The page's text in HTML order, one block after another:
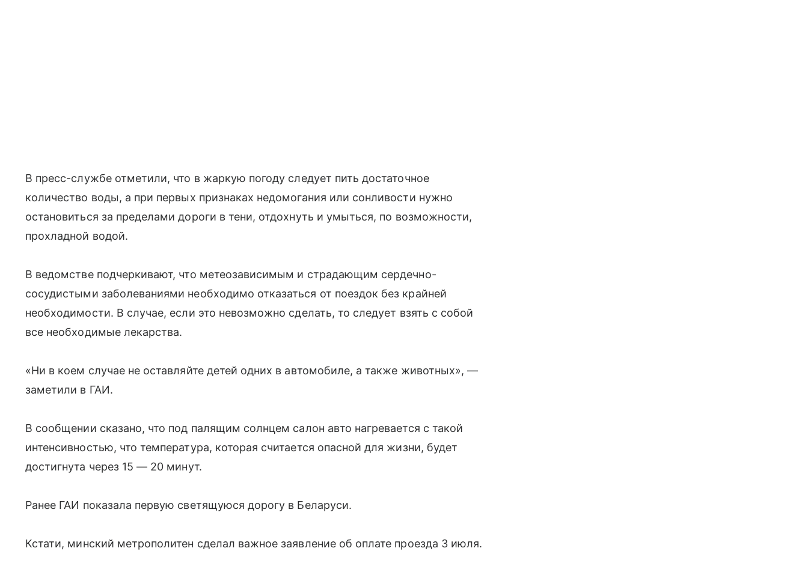
В пресс-службе отметили, что в жаркую погоду следует пить достаточное
количество воды, а при первых признаках недомогания или сонливости нужно
остановиться за пределами дороги в тени, отдохнуть и умыться, по возможности,
прохладной водой.
В ведомстве подчеркивают, что метеозависимым и страдающим сердечно-
сосудистыми заболеваниями необходимо отказаться от поездок без крайней
необходимости. В случае, если это невозможно сделать, то следует взять с собой
все необходимые лекарства.
«Ни в коем случае не оставляйте детей одних в автомобиле, а также животных», —
заметили в ГАИ.
В сообщении сказано, что под палящим солнцем салон авто нагревается с такой
интенсивностью, что температура, которая считается опасной для жизни, будет
достигнута через 15 — 20 минут.
Ранее ГАИ показала первую светящуюся дорогу в Беларуси.
Кстати, минский метрополитен сделал важное заявление об оплате проезда 3 июля.